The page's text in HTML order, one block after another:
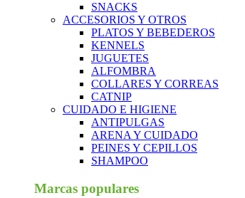
SNACKS
ACCESORIOS Y OTROS
PLATOS Y BEBEDEROS
KENNELS
JUGUETES
ALFOMBRA
COLLARES Y CORREAS
CATNIP
CUIDADO E HIGIENE
ANTIPULGAS
ARENA Y CUIDADO
PEINES Y CEPILLOS
SHAMPOO
Marcas populares